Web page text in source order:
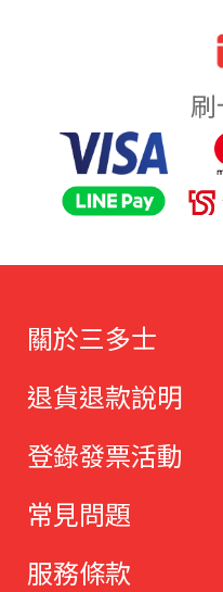
關於三多士
退貨退款說明
登錄發票活動
常見問題
服務條款